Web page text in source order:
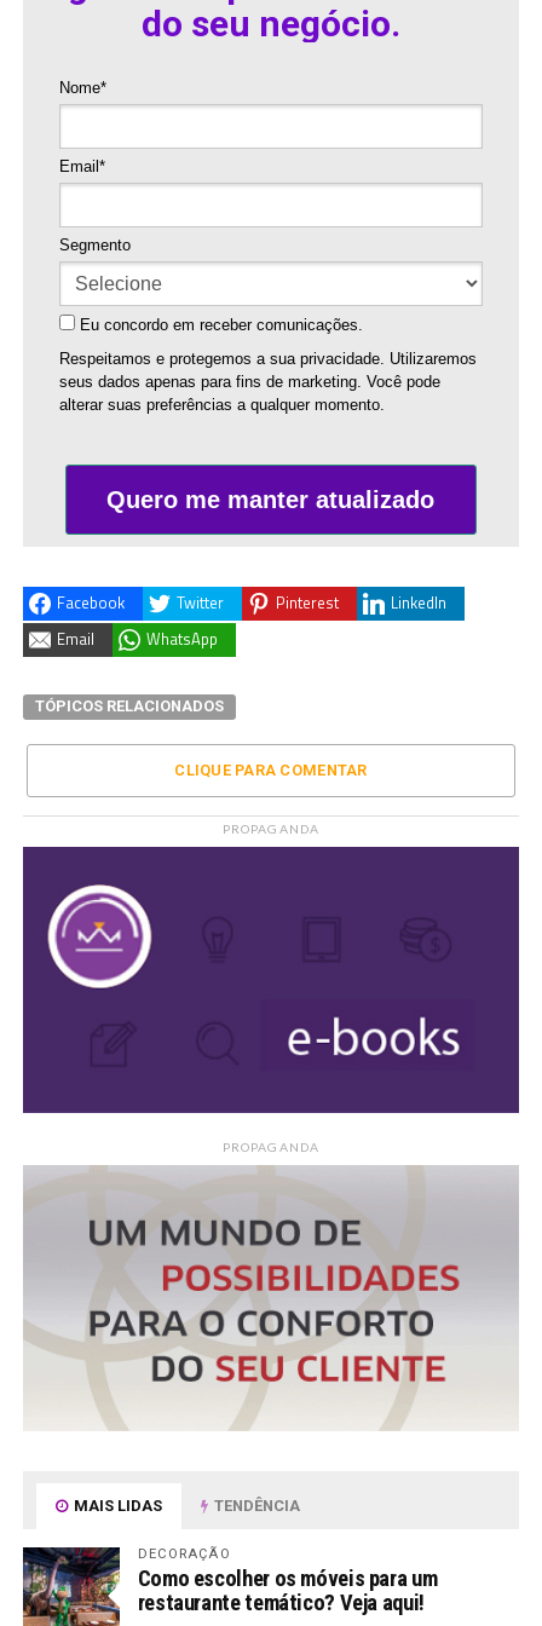
do seu negócio.
Nome*
Email*
Segmento
Eu concordo em receber comunicações.
Respeitamos e protegemos a sua privacidade. Utilizaremos
seus dados apenas para fins de marketing. Você pode
alterar suas preferências a qualquer momento.
Quero me manter atualizado
Facebook Twitter Pinterest
LinkedIn
Email
WhatsApp
TÓPICOS RELACIONADOS
CLIQUE PARA COMENTAR
PROPAGANDA
PROPAGANDA
MAIS LIDAS TENDÊNCIA
DECORAÇÃO
Como escolher os móveis para um
restaurante temático? Veja aqui!